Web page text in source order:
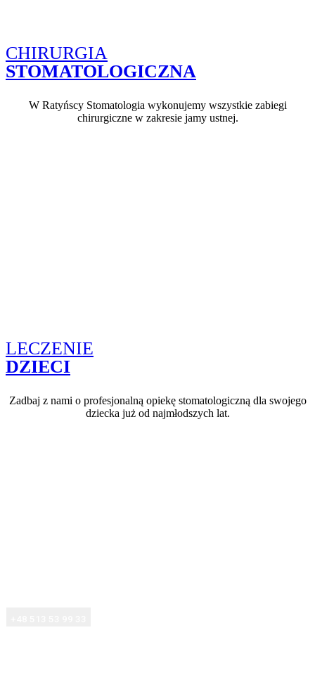
CHIRURGIA
STOMATOLOGICZNA
W Ratyńscy Stomatologia wykonujemy wszystkie zabiegi
chirurgiczne w zakresie jamy ustnej.
LECZENIE
DZIECI
Zadbaj z nami o profesjonalną opiekę stomatologiczną dla swojego
dziecka już od najmłodszych lat.